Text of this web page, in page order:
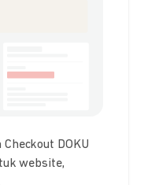
DOKU
website,